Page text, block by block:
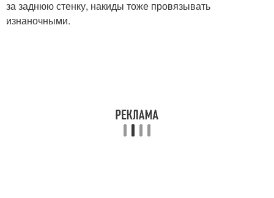
за заднюю стенку, накиды тоже провязывать
изнаночными.